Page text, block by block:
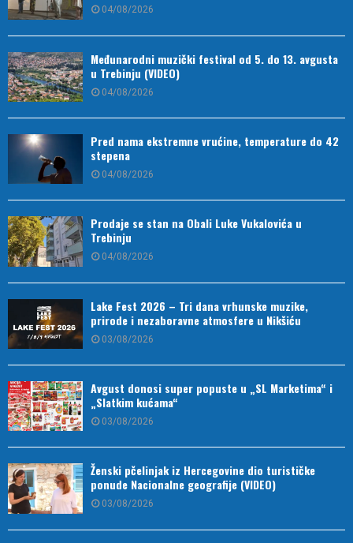
04/08/2026
Međunarodni muzički festival od 5. do 13. avgusta
u Trebinju (VIDEO)
04/08/2026
Pred nama ekstremne vrućine, temperature do 42
stepena
04/08/2026
Prodaje se stan na Obali Luke Vukalovića u
Trebinju
04/08/2026
Lake Fest 2026 – Tri dana vrhunske muzike,
prirode i nezaboravne atmosfere u Nikšiću
03/08/2026
Avgust donosi super popuste u „SL Marketima“ i
„Slatkim kućama“
03/08/2026
Ženski pčelinjak iz Hercegovine dio turističke
ponude Nacionalne geografije (VIDEO)
03/08/2026